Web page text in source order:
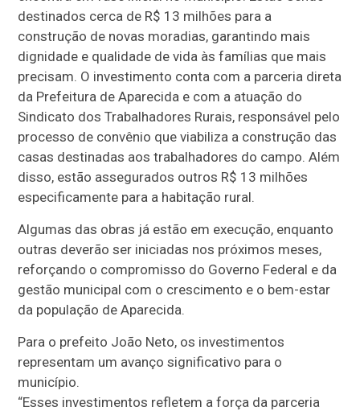
destinados cerca de R$ 13 milhões para a
construção de novas moradias, garantindo mais
dignidade e qualidade de vida às famílias que mais
precisam. O investimento conta com a parceria direta
da Prefeitura de Aparecida e com a atuação do
Sindicato dos Trabalhadores Rurais, responsável pelo
processo de convênio que viabiliza a construção das
casas destinadas aos trabalhadores do campo. Além
disso, estão assegurados outros R$ 13 milhões
especificamente para a habitação rural.
Algumas das obras já estão em execução, enquanto
outras deverão ser iniciadas nos próximos meses,
reforçando o compromisso do Governo Federal e da
gestão municipal com o crescimento e o bem-estar
da população de Aparecida.
Para o prefeito João Neto, os investimentos
representam um avanço significativo para o
município.
“Esses investimentos refletem a força da parceria